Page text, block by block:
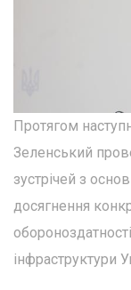
Протягом
Зеленський
зустрічей з
досягнення
інфраструктури